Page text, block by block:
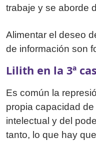
trabaje y se aborde
Alimentar el deseo
de información son
Lilith en la 3ª
Es común la
propia capacidad
intelectual y del
tanto, lo que hay